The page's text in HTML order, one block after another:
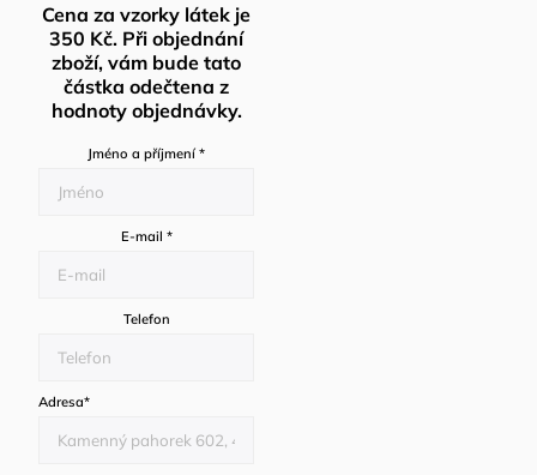
Cena za vzorky látek je
350 Kč. Při objednání
zboží, vám bude tato
částka odečtena z
hodnoty objednávky.
Jméno a příjmení *
E-mail *
Telefon
Adresa*